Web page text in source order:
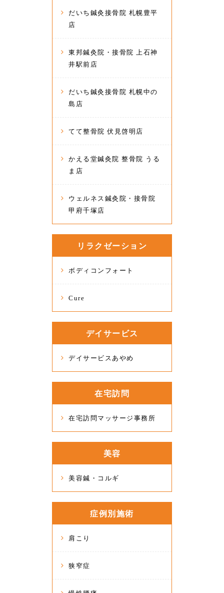
だいち鍼灸接骨院 札幌豊平
店
東邦鍼灸院・接骨院 上石神
井駅前店
だいち鍼灸接骨院 札幌中の
島店
てて整骨院 伏見啓明店
かえる堂鍼灸院 整骨院 うる
ま店
ウェルネス鍼灸院・接骨院
甲府千塚店
リラクゼーション
ボディコンフォート
Cure
デイサービス
デイサービスあやめ
在宅訪問
在宅訪問マッサージ事務所
美容
美容鍼・コルギ
症例別施術
肩こり
狭窄症